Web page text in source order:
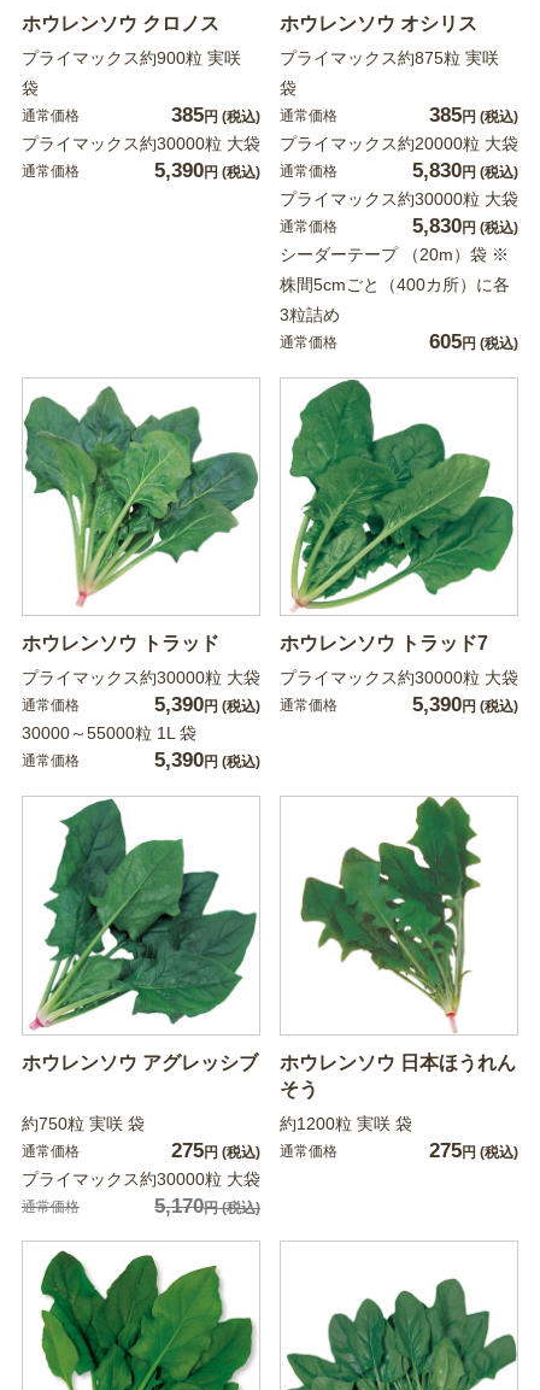
ホウレンソウ クロノス
プライマックス約900粒 実咲
袋
通常価格 385円 (税込)
プライマックス約30000粒 大袋
通常価格 5,390円 (税込)
ホウレンソウ オシリス
プライマックス約875粒 実咲
袋
通常価格 385円 (税込)
プライマックス約20000粒 大袋
通常価格 5,830円 (税込)
プライマックス約30000粒 大袋
通常価格 5,830円 (税込)
シーダーテープ （20m）袋 ※
株間5cmごと（400カ所）に各
3粒詰め
通常価格 605円 (税込)
ホウレンソウ トラッド
プライマックス約30000粒 大袋
通常価格 5,390円 (税込)
30000～55000粒 1L 袋
通常価格 5,390円 (税込)
ホウレンソウ トラッド7
プライマックス約30000粒 大袋
通常価格 5,390円 (税込)
ホウレンソウ アグレッシブ
約750粒 実咲 袋
通常価格 275円 (税込)
プライマックス約30000粒 大袋
通常価格 5,170円(税込)
ホウレンソウ 日本ほうれん
そう
約1200粒 実咲 袋
通常価格 275円 (税込)